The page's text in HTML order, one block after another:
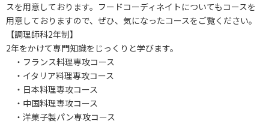
スを用意しております。フードコーディネイトについてもコースを
用意しておりますので、ぜひ、気になったコースをご覧ください。
【調理師科2年制】
2年をかけて専門知識をじっくりと学びます。
・フランス料理専攻コース
・イタリア料理専攻コース
・日本料理専攻コース
・中国料理専攻コース
・洋菓子製パン専攻コース